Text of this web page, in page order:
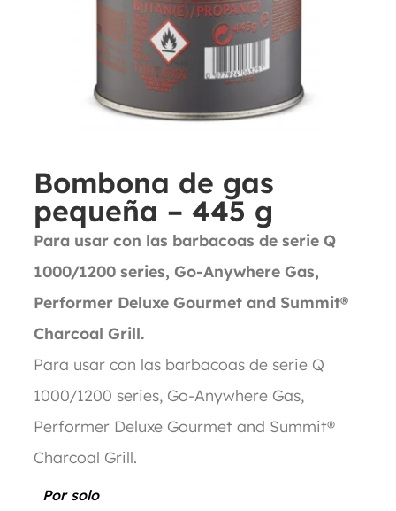
Bombona de gas
pequeña – 445 g
Para usar con las barbacoas de serie Q
1000/1200 series, Go-Anywhere Gas,
Performer Deluxe Gourmet and Summit®
Charcoal Grill.
Para usar con las barbacoas de serie Q
1000/1200 series, Go-Anywhere Gas,
Performer Deluxe Gourmet and Summit®
Charcoal Grill.
Por solo